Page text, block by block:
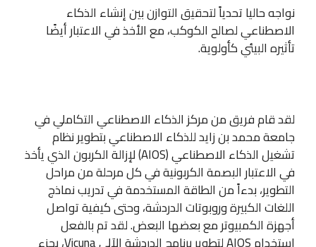
نواجه حاليا تحدياً لتحقيق التوازن بين إنشاء الذكاء
الاصطناعي لصالح الكوكب، مع الأخذ في الاعتبار أيضًا
تأثيره البيئي كأولوية.
لقد قام فريق من مركز الذكاء الاصطناعي التكاملي في
جامعة محمد بن زايد للذكاء الاصطناعي بتطوير نظام
تشغيل الذكاء الاصطناعي (AIOS) لإزالة الكربون الذي يأخذ
في الاعتبار البصمة الكربونية في كل مرحلة من مراحل
التطوير، بدءاً من الطاقة المستخدمة في تدريب نماذج
اللغات الكبيرة وروبوتات الدردشة، وحتى كيفية تواصل
أجهزة الكمبيوتر مع بعضها البعض. لقد تم بالفعل